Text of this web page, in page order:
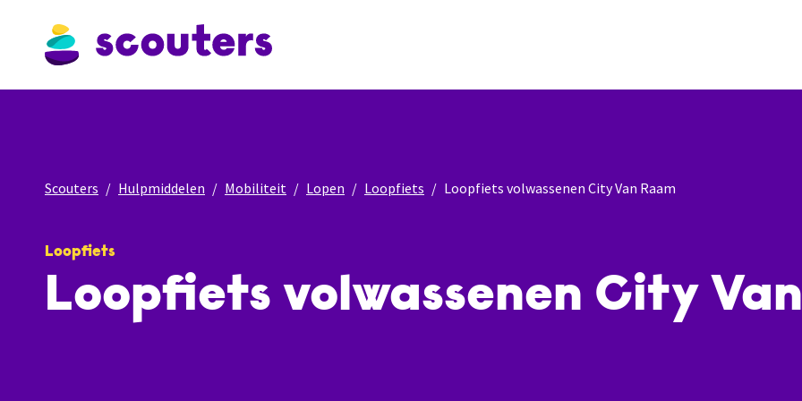
Scouters Hulpmiddelen Mobiliteit Lopen Loopfiets Loopfiets volwassenen City Van Raam
Loopfiets
Loopfiets volwassenen City